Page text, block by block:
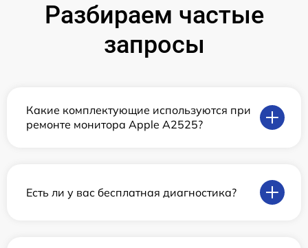
Разбираем частые
запросы
Какие комплектующие используются при
ремонте монитора Apple А2525?
Есть ли у вас бесплатная диагностика?